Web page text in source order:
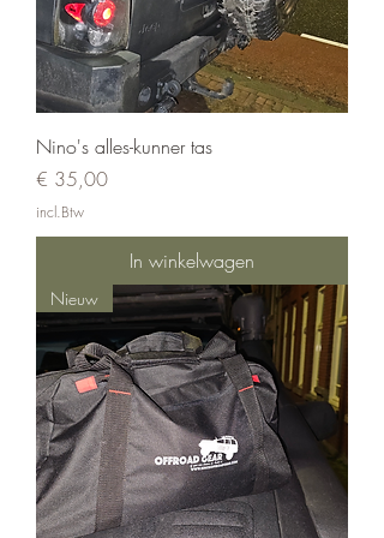
Nino's alles-kunner tas
Prijs
€ 35,00
incl.Btw
In winkelwagen
Nieuw